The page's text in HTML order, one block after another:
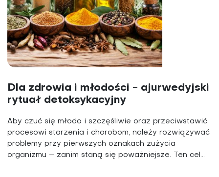
Dla zdrowia i młodości - ajurwedyjski
rytuał detoksykacyjny
Aby czuć się młodo i szczęśliwie oraz przeciwstawić
procesowi starzenia i chorobom, należy rozwiązywać
problemy przy pierwszych oznakach zużycia
organizmu – zanim staną się poważniejsze. Ten cel...